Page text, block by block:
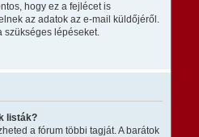
hogy ez a fejlécet is
az adatok az e-mail küldőjéről.
szükséges lépéseket.
listák?
a fórum többi tagját. A barátok